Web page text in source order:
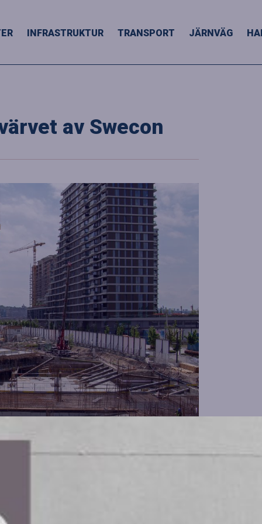
INFRASTRUKTUR TRANSPORT JÄRNVÄG
av Swecon
meddelar att förvärvet av Swecon